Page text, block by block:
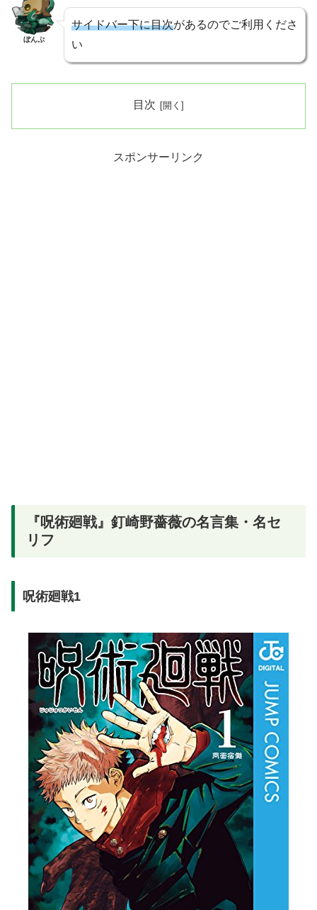
ぼんぷ
サイドバー下に目次があるのでご利用くださ
い
目次
スポンサーリンク
『呪術廻戦』釘崎野薔薇の名言集・名セ
リフ
呪術廻戦1